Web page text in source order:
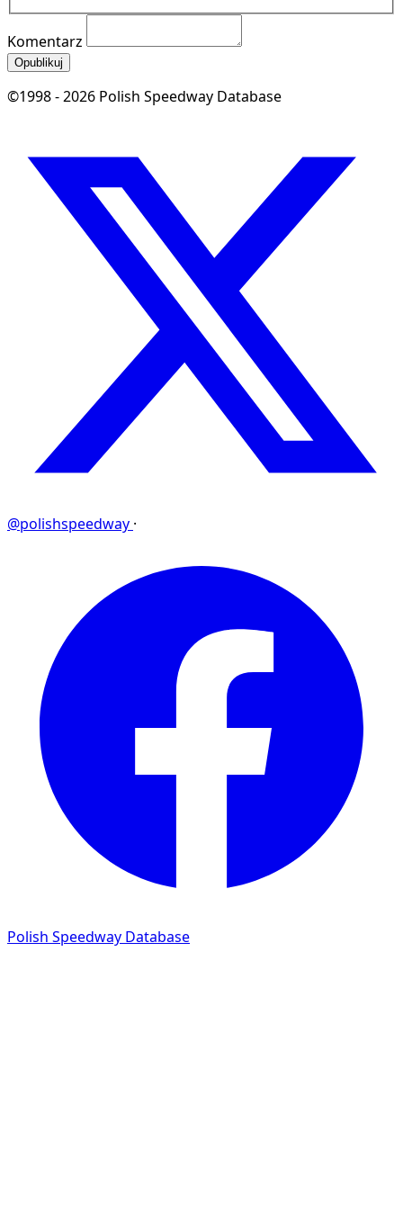
Komentarz
Opublikuj
©1998 - 2026 Polish Speedway Database
@polishspeedway ·
Polish Speedway Database